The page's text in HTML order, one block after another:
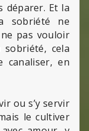
déparer. Et la
sobriété ne
pas vouloir
cela
canaliser, en
ou s’y servir
le cultiver